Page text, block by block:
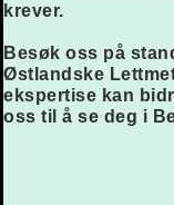
krever.
Besøk oss på
Østlandske
ekspertise kan
oss til å se deg i